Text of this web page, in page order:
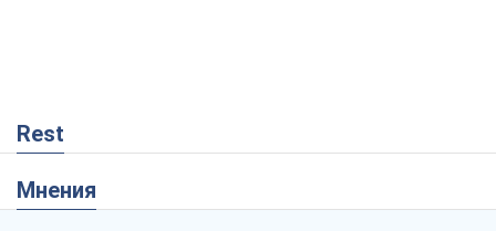
Rest
Мнения